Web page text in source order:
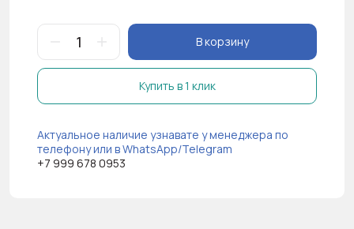
В корзину
Купить в 1 клик
Актуальное наличие узнавате у менеджера по
телефону или в WhatsApp/Telegram
+7 999 678 0953